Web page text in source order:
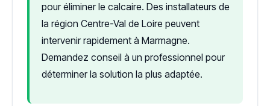
pour éliminer le calcaire. Des installateurs de
la région Centre-Val de Loire peuvent
intervenir rapidement à Marmagne.
Demandez conseil à un professionnel pour
déterminer la solution la plus adaptée.